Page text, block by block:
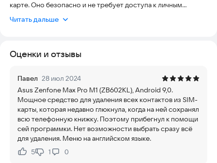
карте. Оно безопасно и не требует доступа к личным
Приложение работает без интернета и подходит для всех,
Android 5.x и выше.
экспортировать и сохранять контакты на телефон, чтобы
создать резервную копию. Это особенно удобно, если вы
меняете SIM-карту или хотите перенести контакты на новый
телефон.
На данный момент приложение поддерживает работу с
одной или двумя SIM-картами. Для каждой из них вы можете
получить информацию о состоянии, типе сети, режиме
Читать дальше
Оценки и отзывы
Павел 28 июл 2024
Asus Zenfone Max Pro M1 (ZB602KL), Android 9,0.
Мощное средство для удаления всех контактов из SIM-
карты, которая недавно глюкнула, когда на ней сохранял
всю телефонную книжку. Поэтому прибегнул к помощи
сей программки. Нет возможности выбрать сразу всё
для удаления. Меню на английском языке.
Нравится:
5Не нравится:
1 0